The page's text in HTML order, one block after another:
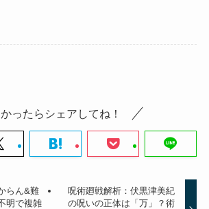
ったらシェアしてね！
らん&難
明で複雑
呪術廻戦解析：伏黒津美紀
の呪いの正体は「万」？術